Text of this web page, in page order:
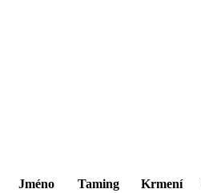
Jméno Taming Krmení